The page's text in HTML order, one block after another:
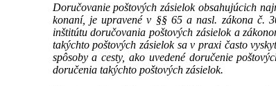
Doručovanie poštových zásielok obsahujúcich
konaní, je upravené v §§ 65 a nasl. zákona č.
inštitútu doručovania poštových zásielok a
takýchto poštových zásielok sa v praxi často
spôsoby a cesty, ako uvedené doručenie
doručenia takýchto poštových zásielok.